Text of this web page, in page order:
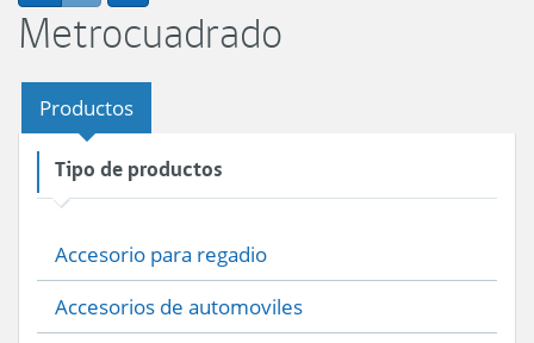
Metrocuadrado
Productos
Tipo de productos
Accesorio para regadio
Accesorios de automoviles